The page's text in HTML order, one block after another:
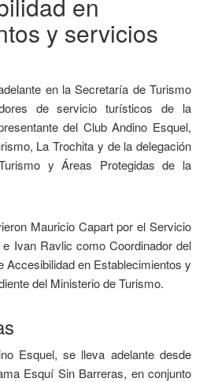
y servicios
en la Secretaría de Turismo
de servicio turísticos de la
del Club Andino Esquel,
La Trochita y de la delegación
y Áreas Protegidas de la
Mauricio Capart por el Servicio
Ivan Ravlic como Coordinador del
Accesibilidad en Establecimientos y
del Ministerio de Turismo.
Esquel, se lleva adelante desde
Esquí Sin Barreras, en conjunto